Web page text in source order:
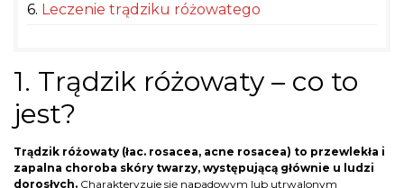
6. Leczenie trądziku różowatego
1. Trądzik różowaty – co to
jest?
Trądzik różowaty (łac. rosacea, acne rosacea) to przewlekła i
zapalna choroba skóry twarzy, występującą głównie u ludzi
dorosłych. Charakteryzuje się napadowym lub utrwalonym